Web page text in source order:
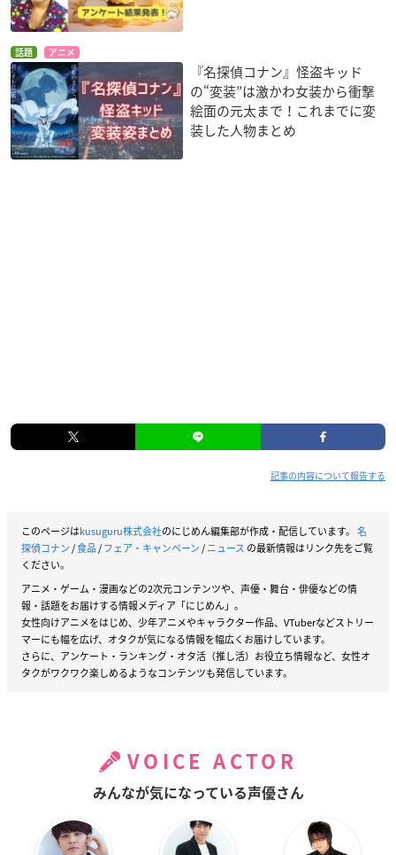
話題 アニメ
『名探偵コナン』怪盗キッド
の“変装”は激かわ女装から衝撃
絵面の元太まで！これまでに変
装した人物まとめ
記事の内容について報告する
このページはkusuguru株式会社のにじめん編集部が作成・配信しています。 名
探偵コナン/食品/フェア・キャンペーン/ニュース の最新情報はリンク先をご覧
ください。
アニメ・ゲーム・漫画などの2次元コンテンツや、声優・舞台・俳優などの情
報・話題をお届けする情報メディア「にじめん」。
女性向けアニメをはじめ、少年アニメやキャラクター作品、VTuberなどストリー
マーにも幅を広げ、オタクが気になる情報を幅広くお届けしています。
さらに、アンケート・ランキング・オタ活（推し活）お役立ち情報など、女性オ
タクがワクワク楽しめるようなコンテンツも発信しています。
VOICE ACTOR
みんなが気になっている声優さん